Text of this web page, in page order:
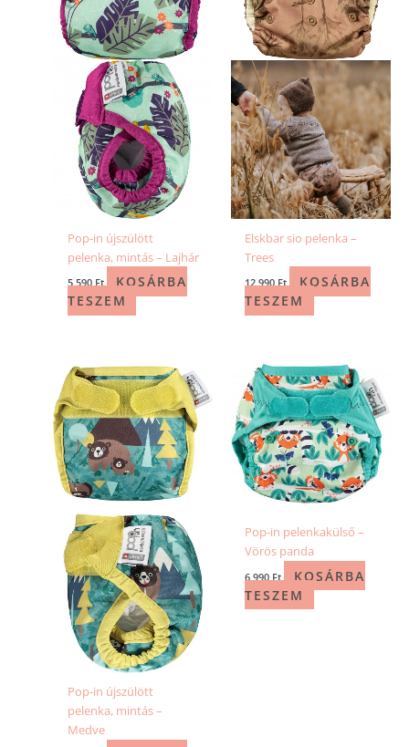
Pop-in újszülött
pelenka, mintás – Lajhár
5 590 Ft
KOSÁRBA
TESZEM
Elskbar sio pelenka –
Trees
12 990 Ft
KOSÁRBA
TESZEM
Pop-in újszülött
pelenka, mintás –
Medve
Pop-in pelenkakülső –
Vörös panda
6 990 Ft
KOSÁRBA
TESZEM